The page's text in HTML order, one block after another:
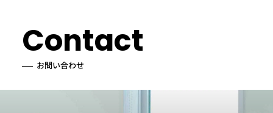
Contact
お問い合わせ